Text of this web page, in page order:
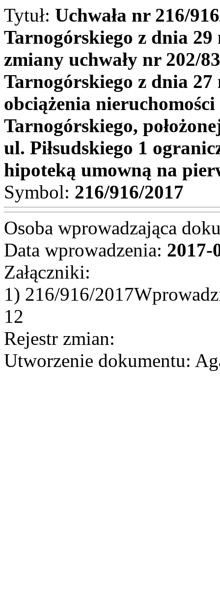
Tytuł: Uchwała nr 216/
Tarnogórskiego z dnia
zmiany uchwały nr 202/
Tarnogórskiego z dnia
obciążenia
Tarnogórskiego,
ul. Piłsudskiego 1
hipoteką umowną na
Symbol: 216/916/2017
Osoba wprowadzająca
Data wprowadzenia: 2017-
Załączniki:
1) 216/916/
12
Rejestr zmian:
Utworzenie dokumentu: